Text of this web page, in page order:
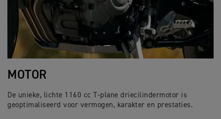
MOTOR
De unieke, lichte 1160 cc T-plane driecilindermotor is
geoptimaliseerd voor vermogen, karakter en prestaties.